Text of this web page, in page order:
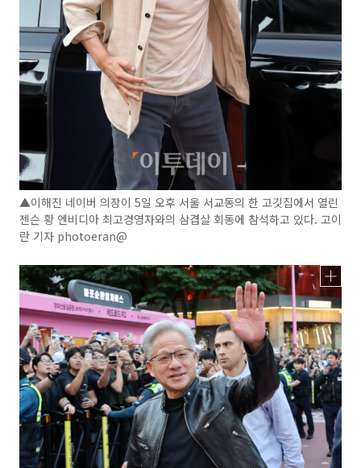
▲이해진 네이버 의장이 5일 오후 서울 서교동의 한 고깃집에서 열린
젠슨 황 엔비디아 최고경영자와의 삼겹살 회동에 참석하고 있다. 고이
란 기자 photoeran@